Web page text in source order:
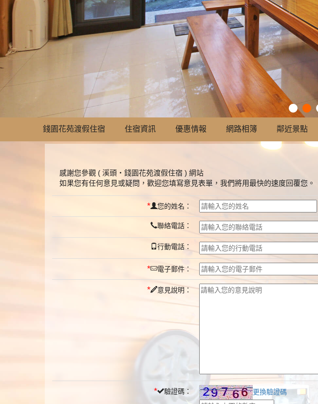
錢園花苑渡假住宿 住宿資訊 優惠情報 網路相簿 鄰近景點
感謝您參觀 ( 溪頭‧錢園花苑渡假住宿 ) 網站
如果您有任何意見或疑問，歡迎您填寫意見表單，我們將用最快的速度回覆您。
* 您的姓名：
聯絡電話：
行動電話：
* 電子郵件：
* 意見說明：
* 驗證碼： 更換驗證碼